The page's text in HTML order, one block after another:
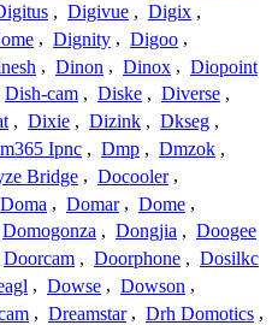
, Digivue , Digix ,
, Dignity , Digoo ,
, Dinon , Dinox , Diopoint
Dish-cam , Diske , Diverse ,
, Dixie , Dizink , Dkseg ,
Ipnc , Dmp , Dmzok ,
Bridge , Docooler ,
Doma , Domar , Dome ,
Domogonza , Dongjia , Doogee
Doorcam , Doorphone , Dosilkc
, Dowse , Dowson ,
, Dreamstar , Drh Domotics ,